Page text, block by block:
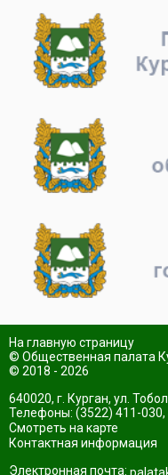
На главную страницу
© Общественная палата
© 2018 - 2026
640020, г. Курган, ул.
Телефоны: (3522) 411-030,
Смотреть на карте
Контактная информация
Электронная почта: